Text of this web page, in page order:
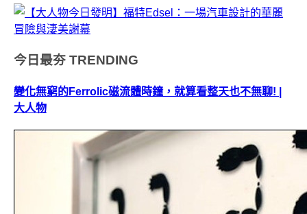
今日最夯 TRENDING
變化無窮的Ferrolic磁流體時鐘，就算看整天也不無聊! |
大人物